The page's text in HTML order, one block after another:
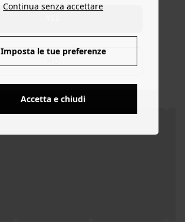
Shorts in tela stampa fantasiaContinua senza accettare
Imposta le tue preferenze
Accetta e chiudi